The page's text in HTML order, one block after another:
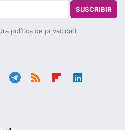
SUSCRIBIR
política de privacidad